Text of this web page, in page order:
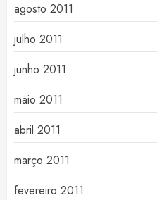
agosto 2011
julho 2011
junho 2011
maio 2011
abril 2011
março 2011
fevereiro 2011